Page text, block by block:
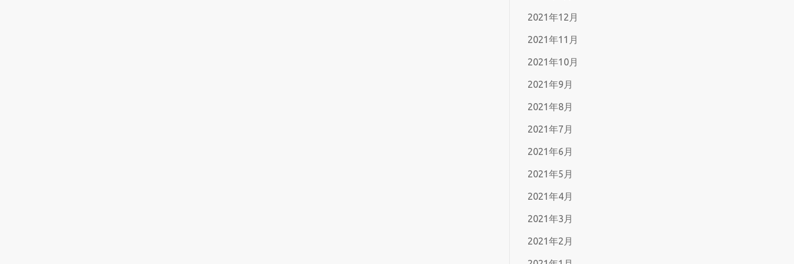
2021年12月
2021年11月
2021年10月
2021年9月
2021年8月
2021年7月
2021年6月
2021年5月
2021年4月
2021年3月
2021年2月